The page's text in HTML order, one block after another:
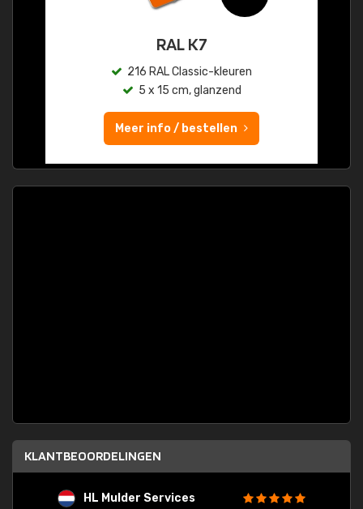
RAL K7
216 RAL Classic-kleuren
5 x 15 cm, glanzend
Meer info / bestellen
KLANTBEOORDELINGEN
HL Mulder Services